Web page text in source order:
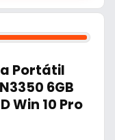
Portátil
6GB
Win 10 Pro